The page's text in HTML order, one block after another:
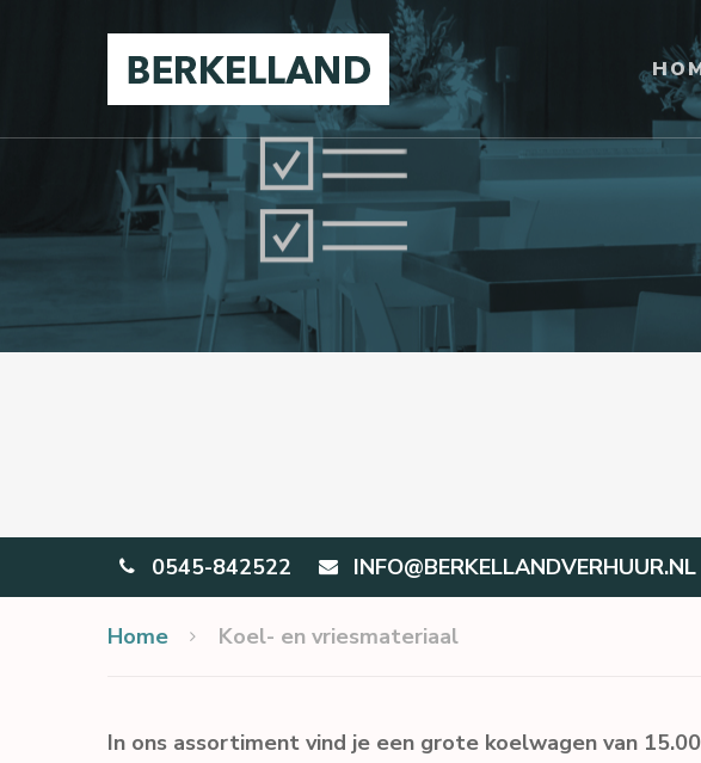
0545-842522 INFO@BERKELLANDVERHUUR.NL
Home Koel- en vriesmateriaal
In ons assortiment vind je een grote koelwagen van